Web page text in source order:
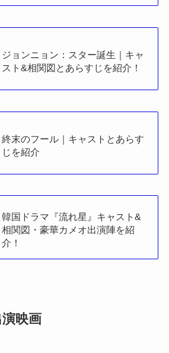
ジョンニョン：スター誕生｜キャ
スト&相関図とあらすじを紹介！
終末のフール｜キャストとあらす
じを紹介
韓国ドラマ『流れ星』キャスト&
相関図・豪華カメオ出演陣を紹
介！
映画